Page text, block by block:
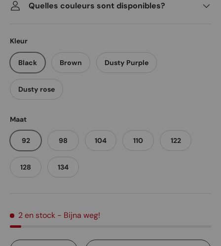
Quelles couleurs sont disponibles?
Kleur
Black Brown Dusty Purple
Dusty rose
Maat
92 98 104 110 122
128 134
2 en stock - Bijna weg!